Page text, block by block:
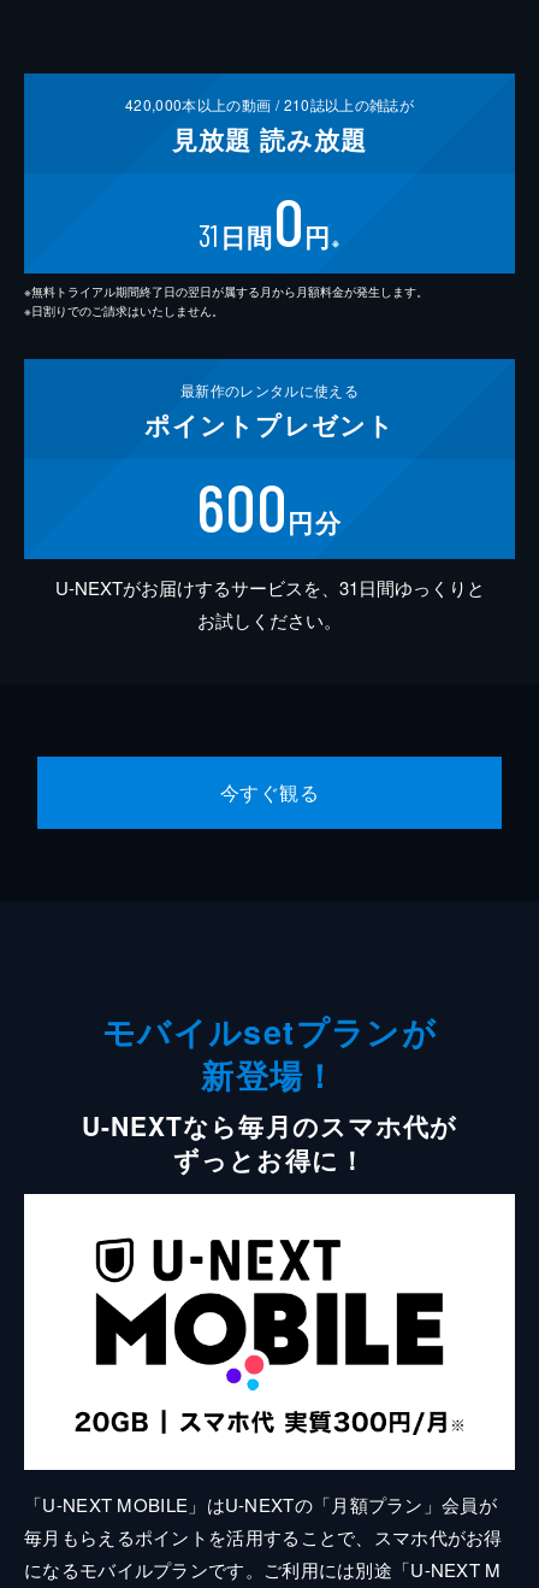
420,000本以上の動画 /210誌以上の雑誌が
見放題 読み放題
31 日間0円 ※
※無料トライアル期間終了日の翌日が属する月から月額料金が発生します。
※日割りでのご請求はいたしません。
最新作のレンタルに使える
ポイント プレゼント
600円分
U-NEXTがお届けするサービスを、31日間ゆっくりと
お試しください。
今すぐ観る
モバイルsetプランが
新登場！
U-NEXTなら毎月のスマホ代が
ずっとお得に！
「U-NEXT MOBILE」はU-NEXTの「月額プラン」会員が
毎月もらえるポイントを活用することで、スマホ代がお得
になるモバイルプランです。ご利用には別途「U-NEXT M